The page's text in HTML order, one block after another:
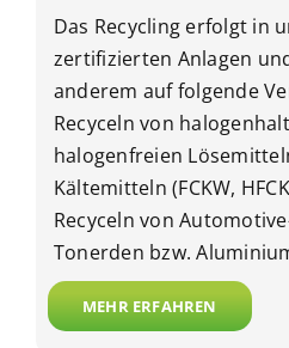
Das Recycling erfolgt in
zertifizierten Anlagen
anderem auf folgende
Recyceln von
halogenfreien
Kältemitteln (FCKW,
Recyceln von
Tonerden bzw.
MEHR ERFAHREN